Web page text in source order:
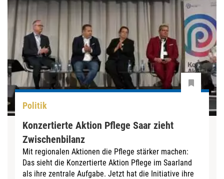
Politik
Konzertierte Aktion Pflege Saar zieht
Zwischenbilanz
Mit regionalen Aktionen die Pflege stärker machen:
Das sieht die Konzertierte Aktion Pflege im Saarland
als ihre zentrale Aufgabe. Jetzt hat die Initiative ihre